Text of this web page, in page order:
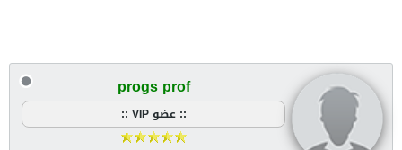
progs prof
:: عضو VIP ::